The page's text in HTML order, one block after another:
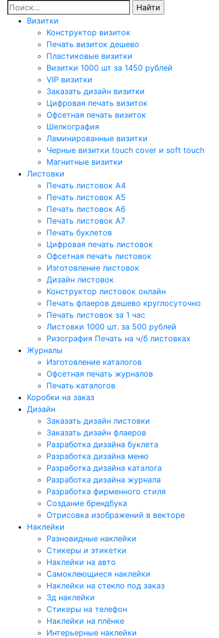
Визитки
Конструктор визиток
Печать визиток дешево
Пластиковые визитки
Визитки 1000 шт за 1450 рублей
VIP визитки
Заказать дизайн визитки
Цифровая печать визиток
Офсетная печать визиток
Шелкография
Ламинированные визитки
Черные визитки touch cover и soft touch
Магнитные визитки
Листовки
Печать листовок А4
Печать листовок А5
Печать листовок А6
Печать листовок А7
Печать буклетов
Цифровая печать листовок
Офсетная печать листовок
Изготовление листовок
Дизайн листовок
Конструктор листовок онлайн
Печать флаеров дешево круглосуточно
Печать листовок за 1 час
Листовки 1000 шт. за 500 рублей
Ризография Печать на ч/б листовках
Журналы
Изготовление каталогов
Офсетная печать журналов
Печать каталогов
Коробки на заказ
Дизайн
Заказать дизайн листовки
Заказать дизайн флаеров
Разработка дизайна буклета
Разработка дизайна меню
Разработка дизайна каталога
Разработка дизайна журнала
Разработка фирменного стиля
Создание брендбука
Отрисовка изображений в векторе
Наклейки
Разновидные наклейки
Стикеры и этикетки
Наклейки на авто
Самоклеющиеся наклейки
Наклейки на стекло под заказ
3д наклейки
Cтикеры на телефон
Наклейки на плёнке
Интерьерные наклейки